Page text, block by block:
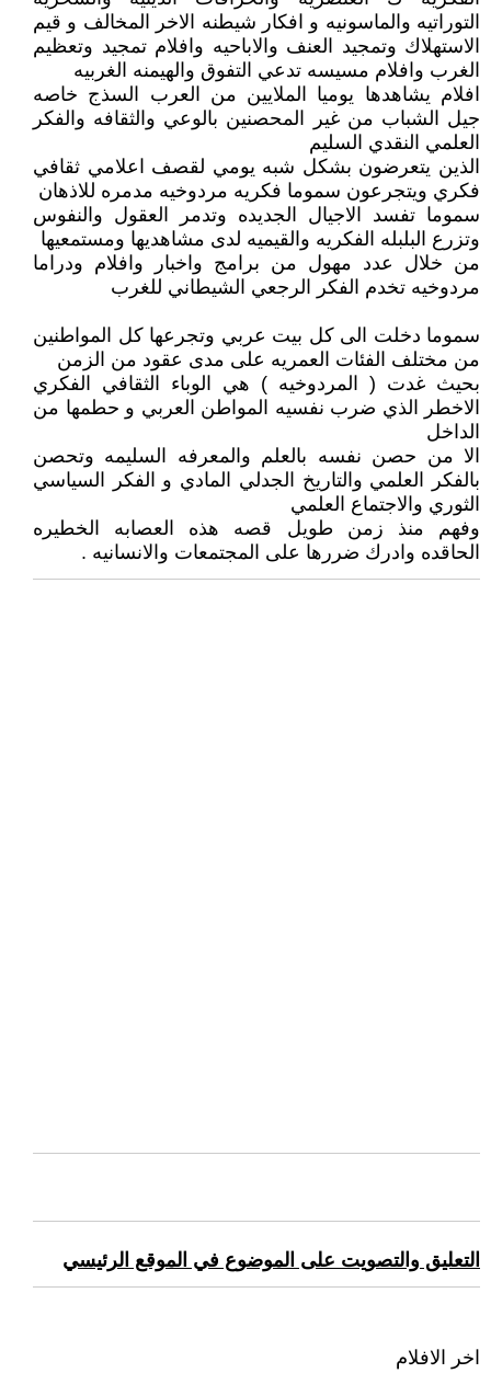
التوراتيه والماسونيه و افكار شيطنه الاخر المخالف و قيم
الاستهلاك وتمجيد العنف والاباحيه وافلام تمجيد وتعظيم
الغرب وافلام مسيسه تدعي التفوق والهيمنه الغربيه
افلام يشاهدها يوميا الملايين من العرب السذج خاصه
جيل الشباب من غير المحصنين بالوعي والثقافه والفكر
العلمي النقدي السليم
الذين يتعرضون بشكل شبه يومي لقصف اعلامي ثقافي
فكري ويتجرعون سموما فكريه مردوخيه مدمره للاذهان
سموما تفسد الاجيال الجديده وتدمر العقول والنفوس
وتزرع البلبله الفكريه والقيميه لدى مشاهديها ومستمعيها
من خلال عدد مهول من برامج واخبار وافلام ودراما
مردوخيه تخدم الفكر الرجعي الشيطاني للغرب
سموما دخلت الى كل بيت عربي وتجرعها كل المواطنين
من مختلف الفئات العمريه على مدى عقود من الزمن
بحيث غدت ( المردوخيه ) هي الوباء الثقافي الفكري
الاخطر الذي ضرب نفسيه المواطن العربي و حطمها من
الداخل
الا من حصن نفسه بالعلم والمعرفه السليمه وتحصن
بالفكر العلمي والتاريخ الجدلي المادي و الفكر السياسي
الثوري والاجتماع العلمي
وفهم منذ زمن طويل قصه هذه العصابه الخطيره
الحاقده وادرك ضررها على المجتمعات والانسانيه .
التعليق والتصويت على الموضوع في الموقع الرئيسي
اخر الافلام